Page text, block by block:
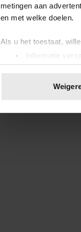
metingen aan
en met welke doelen.
Als u het toestaat,
Informatie
Uw apparaat
toestemming op elk
We gebruiken
media, adverteren en
verstrekt of die ze